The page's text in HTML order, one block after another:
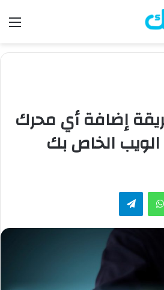
إضافة أي محرك
الخاص بك
واتساب